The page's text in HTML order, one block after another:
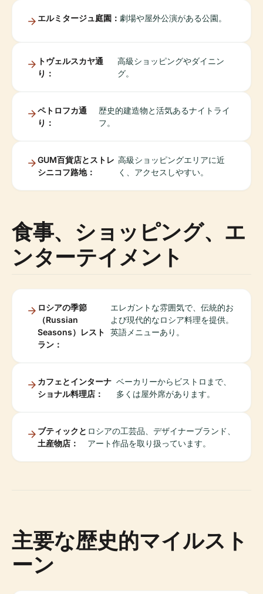
エルミタージュ庭園： 劇場や屋外公演がある公園。
トヴェルスカヤ通
り：
高級ショッピングやダイニン
グ。
ペトロフカ通
り：
歴史的建造物と活気あるナイトライ
フ。
GUM百貨店とストレ
シニコフ路地：
高級ショッピングエリアに近
く、アクセスしやすい。
食事、ショッピング、エ
ンターテイメント
ロシアの季節
（Russian
Seasons）レスト
ラン：
エレガントな雰囲気で、伝統的お
よび現代的なロシア料理を提供。
英語メニューあり。
カフェとインターナ
ショナル料理店：
ベーカリーからビストロまで、
多くは屋外席があります。
ブティックと
土産物店：
ロシアの工芸品、デザイナーブランド、
アート作品を取り扱っています。
主要な歴史的マイルスト
ーン